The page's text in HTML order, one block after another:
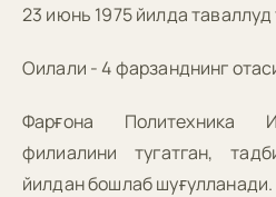
23 июнь 1975 йилда таваллуд
Оилали - 4 фарзанднинг
Фарғона Политехника
филиалини тугатган,
йилдан бошлаб шуғулланади.